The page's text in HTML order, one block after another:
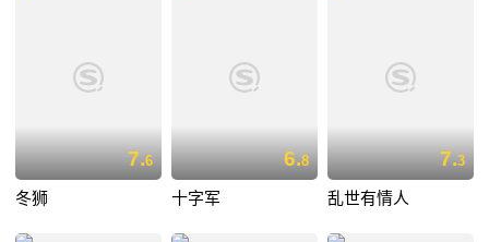
7.6
冬狮
6.8
十字军
7.3
乱世有情人